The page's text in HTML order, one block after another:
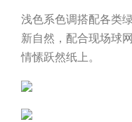
浅色系色调搭配各类
新自然，配合现场球
情愫跃然纸上。